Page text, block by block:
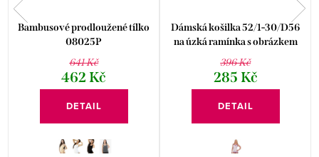
Bambusové prodloužené tílko
08025P
641 Kč
462 Kč
DETAIL
Dámská košilka 52/1-30/D56
na úzká ramínka s obrázkem
švestky Fabio
396 Kč
285 Kč
DETAIL